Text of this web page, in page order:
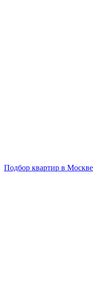
Подбор квартир в Москве